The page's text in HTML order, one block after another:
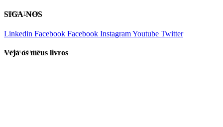
EVINIS TALON
SIGA-NOS
Linkedin Facebook Facebook InstagramYoutube Twitter
EVINIS TALON
Veja os meus livros